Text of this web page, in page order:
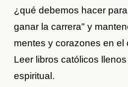
¿qué debemos hacer
ganar la carrera" y
mentes y corazones en el
Leer libros católicos
espiritual.